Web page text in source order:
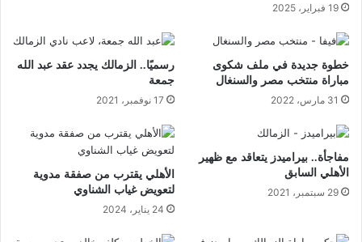
19 فبراير، 2025
خطوة جديدة في ملف شكوى
مباراة منتخب مصر والسنغال
31 مارس، 2022
رسميًا.. الزمالك يجدد عقد عبد الله
جمعة
17 نوفمبر، 2021
مفاجأة.. بيراميدز يتعاقد مع ظهير
الأهلي السابق
29 سبتمبر، 2021
الأهلي يقترب من صفقة مدوية
لتعويض غياب الشناوي
24 يناير، 2024